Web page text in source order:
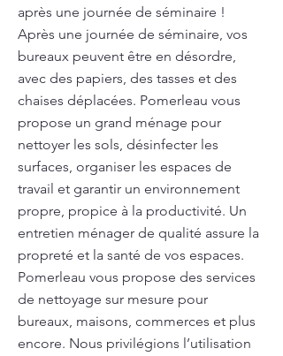
après une journée de séminaire !
Après une journée de séminaire, vos
bureaux peuvent être en désordre,
avec des papiers, des tasses et des
chaises déplacées. Pomerleau vous
propose un grand ménage pour
nettoyer les sols, désinfecter les
surfaces, organiser les espaces de
travail et garantir un environnement
propre, propice à la productivité. Un
entretien ménager de qualité assure la
propreté et la santé de vos espaces.
Pomerleau vous propose des services
de nettoyage sur mesure pour
bureaux, maisons, commerces et plus
encore. Nous privilégions l’utilisation